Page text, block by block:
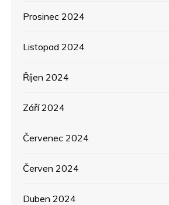
Prosinec 2024
Listopad 2024
Říjen 2024
Září 2024
Červenec 2024
Červen 2024
Duben 2024